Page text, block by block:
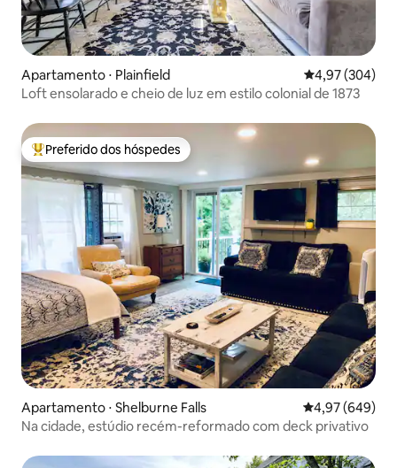
Apartamento ⋅ Plainfield 4,97 de uma
4,97 (304)
Loft ensolarado e cheio de luz em estilo colonial de 1873
Entre os melhores preferidos dos hóspedes
Preferido dos hóspedes
Apartamento ⋅ Shelburne Falls 4,97 de uma
4,97 (649)
Na cidade, estúdio recém-reformado com deck privativo